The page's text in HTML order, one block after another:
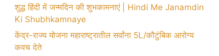
शुद्ध हिंदी में जन्मदिन की शुभकामनाएं | Hindi Me Janamdin
Ki Shubhkamnaye
केंद्र-राज्य योजना महाराष्ट्रातील सर्वांना 5L/कौटुंबिक आरोग्य
कवच देते